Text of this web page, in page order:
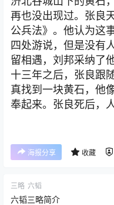
再也没出现过。张良
公兵法》。他认为这
四处游说，但是没有
留相遇，刘邦采纳了
十三年之后，张良跟
真找到一块黄石，他
奉起来。张良死后，
海报分享 收藏
三略 六韬
六韬三略简介